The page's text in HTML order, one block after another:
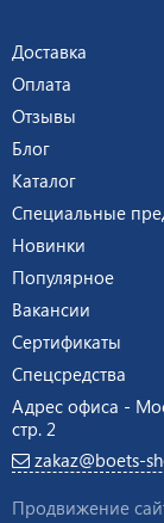
Доставка
Оплата
Отзывы
Блог
Каталог
Специальные
Новинки
Популярное
Вакансии
Сертификаты
Спецсредства
Адрес офиса -
стр. 2
zakaz@boets-
Продвижение